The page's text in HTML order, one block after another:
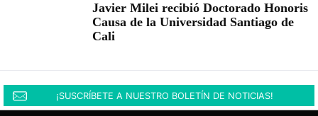
Javier Milei recibió Doctorado Honoris
Causa de la Universidad Santiago de
Cali
¡SUSCRÍBETE A NUESTRO BOLETÍN DE NOTICIAS!